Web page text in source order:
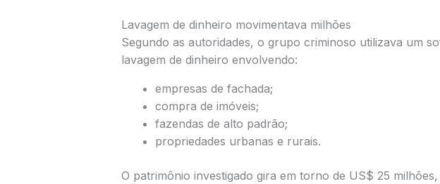
Lavagem de dinheiro movimentava milhões
Segundo as autoridades, o grupo criminoso utilizava um
lavagem de dinheiro envolvendo:
empresas de fachada;
compra de imóveis;
fazendas de alto padrão;
propriedades urbanas e rurais.
O patrimônio investigado gira em torno de US$ 25